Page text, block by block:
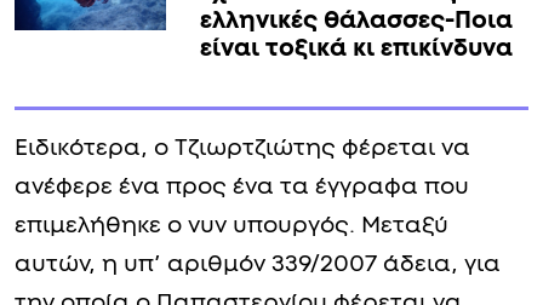
ελληνικές θάλασσες-Ποια
είναι τοξικά κι επικίνδυνα
Ειδικότερα, ο Τζιωρτζιώτης φέρεται να
ανέφερε ένα προς ένα τα έγγραφα που
επιμελήθηκε ο νυν υπουργός. Μεταξύ
αυτών, η υπ’ αριθμόν 339/2007 άδεια, για